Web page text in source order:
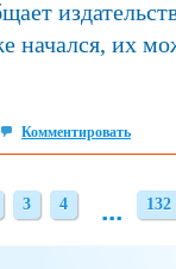
начался, их
Комментировать
3
3 4
4 ... 132
132